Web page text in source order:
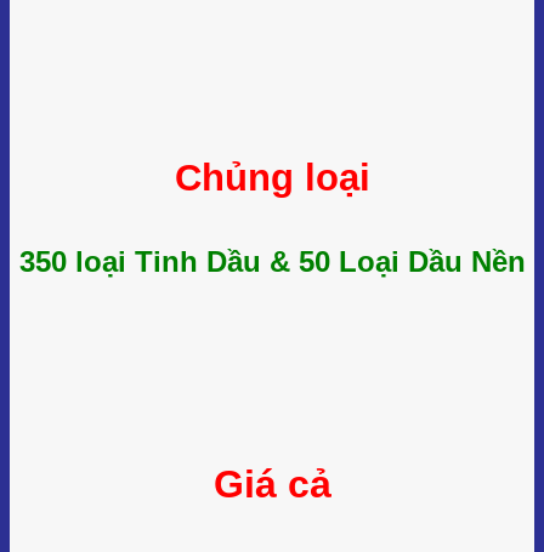
Chủng loại
350 loại Tinh Dầu & 50 Loại Dầu Nền
Giá cả